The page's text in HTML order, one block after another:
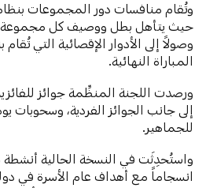
وتُقام منافسات دور المجموعات
حيث يتأهل بطل ووصيف كل مجموعة
وصولاً إلى الأدوار الإقصائية التي
المباراة النهائية.
ورصدت اللجنة المنظِّمة جوائز للفائزين
إلى جانب الجوائز الفردية، وسحوبات
للجماهير.
واستُحدِثَت في النسخة الحالية
انسجاماً مع أهداف عام الأسرة في